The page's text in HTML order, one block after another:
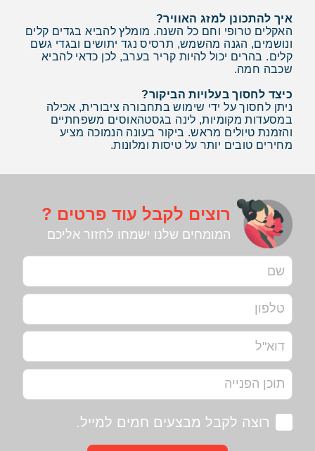
איך להתכונן למזג האוויר?
האקלים טרופי וחם כל השנה. מומלץ להביא בגדים קלים
ונושמים, הגנה מהשמש, תרסיס נגד יתושים ובגדי גשם
קלים. בהרים יכול להיות קריר בערב, לכן כדאי להביא
שכבה חמה.
כיצד לחסוך בעלויות הביקור?
ניתן לחסוך על ידי שימוש בתחבורה ציבורית, אכילה
במסעדות מקומיות, לינה בגסטהאוסים משפחתיים
והזמנת טיולים מראש. ביקור בעונה הנמוכה מציע
מחירים טובים יותר על טיסות ומלונות.
רוצים לקבל עוד פרטים ?
המומחים שלנו ישמחו לחזור אליכם
רוצה לקבל מבצעים חמים למייל.